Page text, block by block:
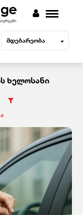
მდებარეობა
ხელოსანი